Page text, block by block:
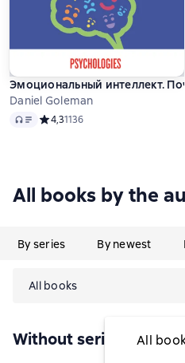
Эмоциональный интеллект.
Daniel Goleman
Audio Средний рейтинг 4,3 на
4,31136
All books by the
By series By newest
All books
All
Without series